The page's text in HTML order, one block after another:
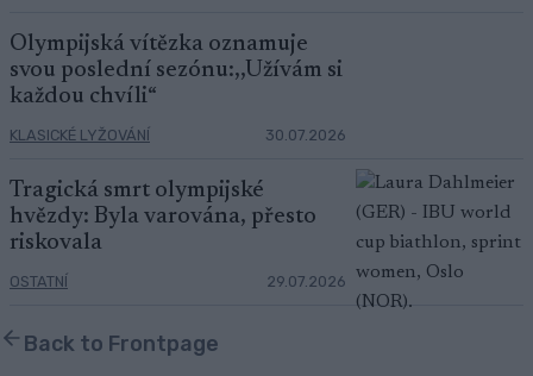
Olympijská vítězka oznamuje
svou poslední sezónu:,,Užívám si
každou chvíli“
KLASICKÉ LYŽOVÁNÍ 30.07.2026
Tragická smrt olympijské
hvězdy: Byla varována, přesto
riskovala
OSTATNÍ 29.07.2026
Back to Frontpage